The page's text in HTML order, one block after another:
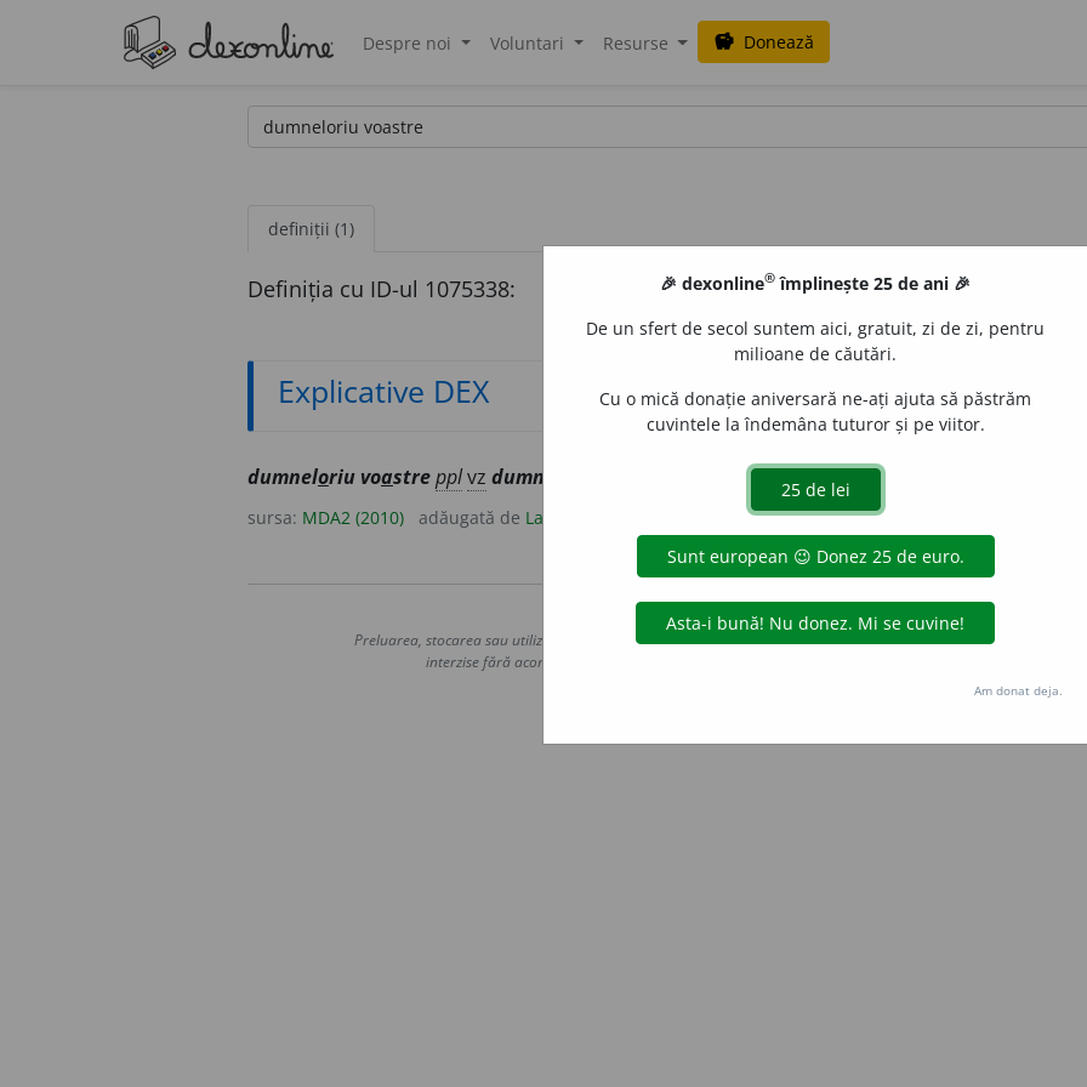
Despre noi Voluntari Resurse savings Donează
definiții (1)
Definiția cu ID-ul 1075338:
Explicative DEX
dumneloriu voastrepplvz dumneavoastră
sursa: MDA2 (2010) adăugată de LauraGellner
Copyright © 2004-2026 dexonline (https://dexonline.ro)
Preluarea, stocarea sau utilizarea datelor de pe acest site, inclusiv prin orice metode de extragere automată
interzise fără acordul nostru prealabil scris, cu excepția seturilor de date oferite oficial spre utilizare
Hosterion
🎉 dexonline® împlinește 25 de ani 🎉
De un sfert de secol suntem aici, gratuit, zi de zi, pentru
milioane de căutări.
Cu o mică donație aniversară ne-ați ajuta să păstrăm
cuvintele la îndemâna tuturor și pe viitor.
Am donat deja.